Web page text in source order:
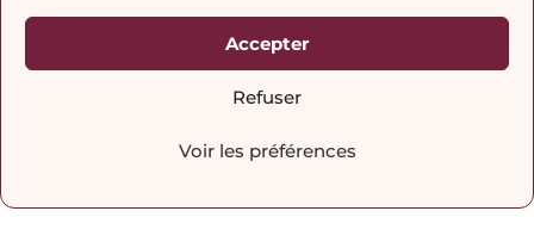
Accepter
Refuser
Voir les préférences